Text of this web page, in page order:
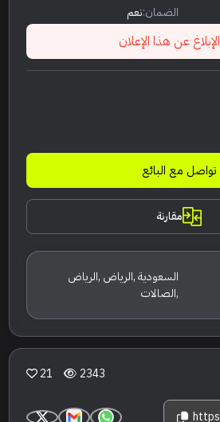
الضمان:نعم
الإبلاغ عن هذا الإعلان
تواصل مع البائع
مقارنة
السعودية ,الرياض ,الرياض
,الصالات
2343
21